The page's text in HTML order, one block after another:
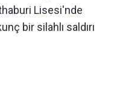
Lisesi'nde
bir silahlı saldırı